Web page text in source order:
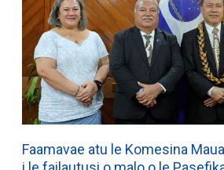
Faamavae atu le Komesina